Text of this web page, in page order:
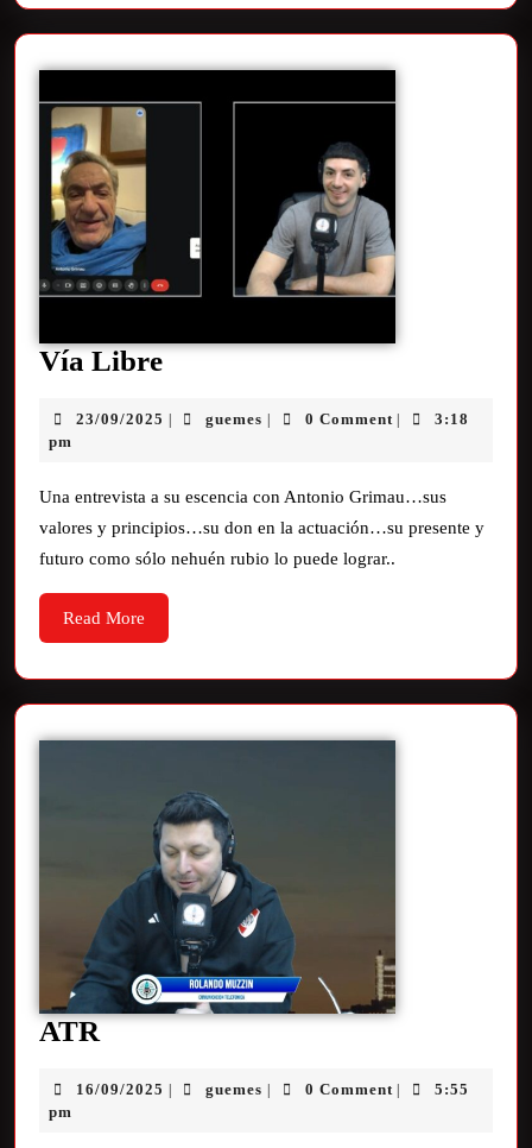
Vía Libre
23/09/2025 | guemes | 0 Comment |
3:18
pm
Una entrevista a su escencia con Antonio Grimau…sus
valores y principios…su don en la actuación…su presente y
futuro como sólo nehuén rubio lo puede lograr..
Read More
ATR
16/09/2025 | guemes | 0 Comment |
5:55
pm